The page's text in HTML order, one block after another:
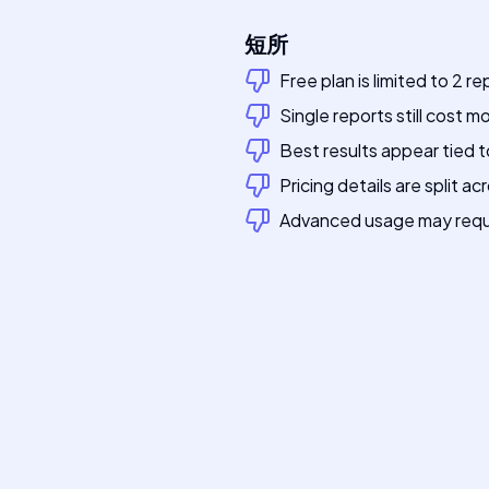
短所
Free plan is limited to 2
Single reports still cost
Best results appear tied
Pricing details are split
Advanced usage may